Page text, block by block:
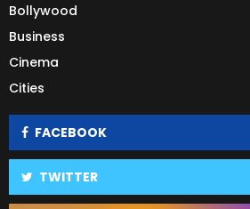
Bollywood
Business
Cinema
Cities
FACEBOOK
TWITTER